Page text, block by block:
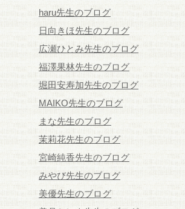
haru先生のブログ
日向きほ先生のブログ
広瀬ひとみ先生のブログ
福澤果林先生のブログ
堀田安寿加先生のブログ
MAIKO先生のブログ
まな先生のブログ
茉莉花先生のブログ
宮崎純香先生のブログ
みやび先生のブログ
美優先生のブログ